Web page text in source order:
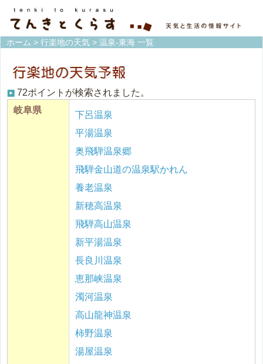
ホーム > 行楽地の天気 > 温泉-東海 一覧
72ポイントが検索されました。
岐阜県
下呂温泉
平湯温泉
奥飛騨温泉郷
飛騨金山道の温泉駅かれん
養老温泉
新穂高温泉
飛騨高山温泉
新平湯温泉
長良川温泉
恵那峡温泉
濁河温泉
高山龍神温泉
柿野温泉
湯屋温泉